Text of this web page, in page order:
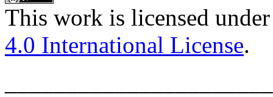
This work is licensed
4.0 International License.